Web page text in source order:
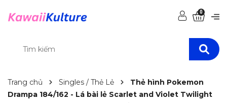
0
Trang chủ Singles / Thẻ Lẻ
Thẻ hình Pokemon
Drampa 184/162 - Lá bài lẻ Scarlet and Violet Twilight